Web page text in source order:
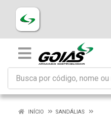
INÍCIO
SANDÁLIAS